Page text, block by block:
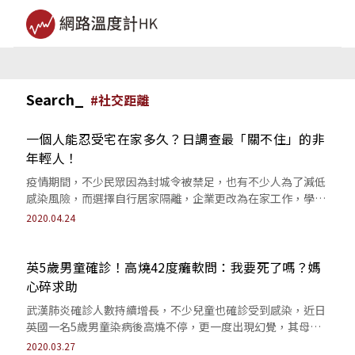
Search_ #社交距離
一個人能忍受宅在家多久？日調查最「關不住」的非
年輕人！
疫情期間，不少民眾因為封城令被禁足，也有不少人為了減低
感染風險，而選擇自行居家隔離，企業更改為在家工作，學校
實施遠端教學，全球大多數人都增加了待...
2020.04.24
英5歲男童確診！高燒42度癱軟問：我要死了嗎？媽
心碎求助
武漢肺炎確診人數持續增長，不少兒童也確診受到感染，近日
英國一名5歲男童染病後高燒不停，更一度出現幻覺，其母親
感到心痛難過之餘，也在臉書上發文提醒...
2020.03.27